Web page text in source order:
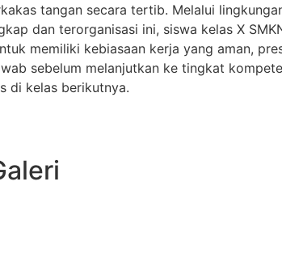
tangan secara tertib. Melalui
dan terorganisasi ini, siswa kelas X
memiliki kebiasaan kerja yang aman,
sebelum melanjutkan ke tingkat
di kelas berikutnya.